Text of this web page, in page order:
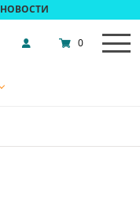
НОВОСТИ
0